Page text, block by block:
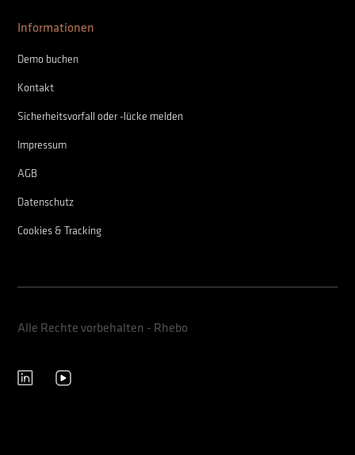
Informationen
Demo buchen
Kontakt
Sicherheitsvorfall oder -lücke melden
Impressum
AGB
Datenschutz
Cookies & Tracking
Alle Rechte vorbehalten - Rhebo